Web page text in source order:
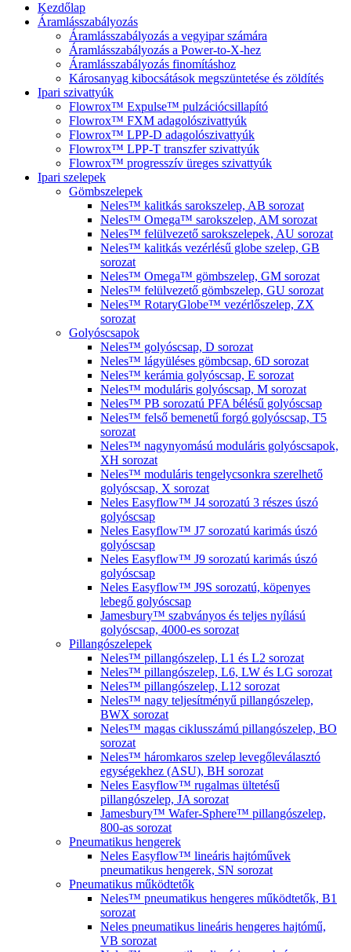
Kezdőlap
Áramlásszabályozás
Áramlásszabályozás a vegyipar számára
Áramlásszabályozás a Power-to-X-hez
Áramlásszabályozás finomításhoz
Károsanyag kibocsátások megszüntetése és zöldítés
Ipari szivattyúk
Flowrox™ Expulse™ pulzációcsillapító
Flowrox™ FXM adagolószivattyúk
Flowrox™ LPP-D adagolószivattyúk
Flowrox™ LPP-T transzfer szivattyúk
Flowrox™ progresszív üreges szivattyúk
Ipari szelepek
Gömbszelepek
Neles™ kalitkás sarokszelep, AB sorozat
Neles™ Omega™ sarokszelep, AM sorozat
Neles™ felülvezető sarokszelepek, AU sorozat
Neles™ kalitkás vezérlésű globe szelep, GB
sorozat
Neles™ Omega™ gömbszelep, GM sorozat
Neles™ felülvezető gömbszelep, GU sorozat
Neles™ RotaryGlobe™ vezérlőszelep, ZX
sorozat
Golyóscsapok
Neles™ golyóscsap, D sorozat
Neles™ lágyüléses gömbcsap, 6D sorozat
Neles™ kerámia golyóscsap, E sorozat
Neles™ moduláris golyóscsap, M sorozat
Neles™ PB sorozatú PFA bélésű golyóscsap
Neles™ felső bemenetű forgó golyóscsap, T5
sorozat
Neles™ nagynyomású moduláris golyóscsapok,
XH sorozat
Neles™ moduláris tengelycsonkra szerelhető
golyóscsap, X sorozat
Neles Easyflow™ J4 sorozatú 3 részes úszó
golyóscsap
Neles Easyflow™ J7 sorozatú karimás úszó
golyóscsap
Neles Easyflow™ J9 sorozatú karimás úszó
golyóscsap
Neles Easyflow™ J9S sorozatú, köpenyes
lebegő golyóscsap
Jamesbury™ szabványos és teljes nyílású
golyóscsap, 4000-es sorozat
Pillangószelepek
Neles™ pillangószelep, L1 és L2 sorozat
Neles™ pillangószelep, L6, LW és LG sorozat
Neles™ pillangószelep, L12 sorozat
Neles™ nagy teljesítményű pillangószelep,
BWX sorozat
Neles™ magas ciklusszámú pillangószelep, BO
sorozat
Neles™ háromkaros szelep levegőleválasztó
egységekhez (ASU), BH sorozat
Neles Easyflow™ rugalmas ültetésű
pillangószelep, JA sorozat
Jamesbury™ Wafer-Sphere™ pillangószelep,
800-as sorozat
Pneumatikus hengerek
Neles Easyflow™ lineáris hajtóművek
pneumatikus hengerek, SN sorozat
Pneumatikus működtetők
Neles™ pneumatikus hengeres működtetők, B1
sorozat
Neles pneumatikus lineáris hengeres hajtómű,
VB sorozat